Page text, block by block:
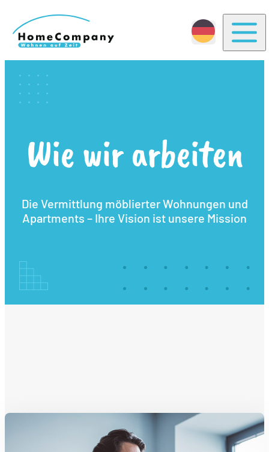
Wie wir arbeiten
Die Vermittlung möblierter Wohnungen und
Apartments – Ihre Vision ist unsere Mission